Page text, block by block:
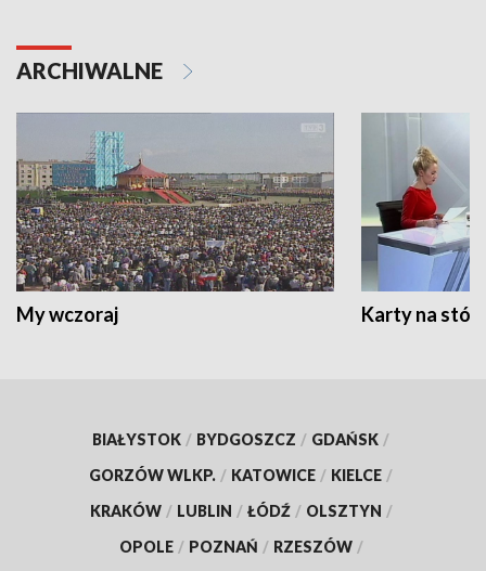
ARCHIWALNE
My wczoraj Karty na
BIAŁYSTOK / BYDGOSZCZ / GDAŃSK /
GORZÓW WLKP. / KATOWICE / KIELCE /
KRAKÓW / LUBLIN / ŁÓDŹ / OLSZTYN /
OPOLE / POZNAŃ / RZESZÓW /